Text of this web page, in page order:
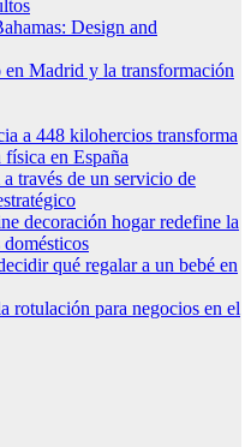
Design and
Madrid y la transformación
a 448 kilohercios transforma
en España
través de un servicio de
decoración hogar redefine la
domésticos
qué regalar a un bebé en
rotulación para negocios en el